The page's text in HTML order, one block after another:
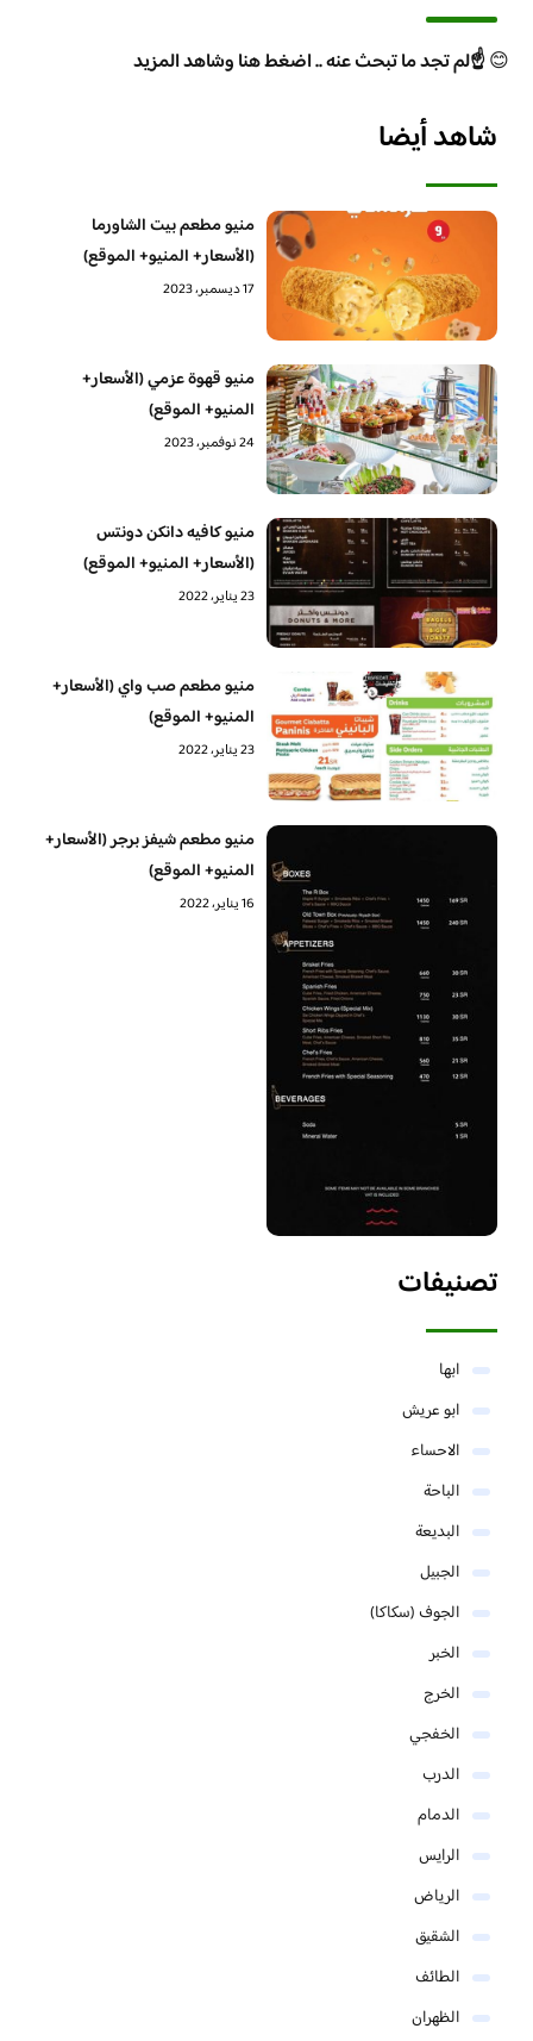
😊☝️لم تجد ما تبحث عنه .. اضغط هنا وشاهد المزيد
شاهد أيضا
منيو مطعم بيت الشاورما
(الأسعار+ المنيو+ الموقع)
17 ديسمبر، 2023
منيو قهوة عزمي (الأسعار+
المنيو+ الموقع)
24 نوفمبر، 2023
منيو كافيه دانكن دونتس
(الأسعار+ المنيو+ الموقع)
23 يناير، 2022
منيو مطعم صب واي (الأسعار+
المنيو+ الموقع)
23 يناير، 2022
منيو مطعم شيفز برجر (الأسعار+
المنيو+ الموقع)
16 يناير، 2022
تصنيفات
ابها
ابو عريش
الاحساء
الباحة
البديعة
الجبيل
الجوف (سكاكا)
الخبر
الخرج
الخفجي
الدرب
الدمام
الرايس
الرياض
الشقيق
الطائف
الظهران